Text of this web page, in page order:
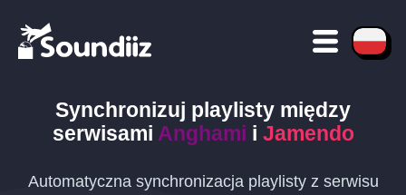
Synchronizuj playlisty między
serwisami Anghami i Jamendo
Automatyczna synchronizacja playlisty z serwisu